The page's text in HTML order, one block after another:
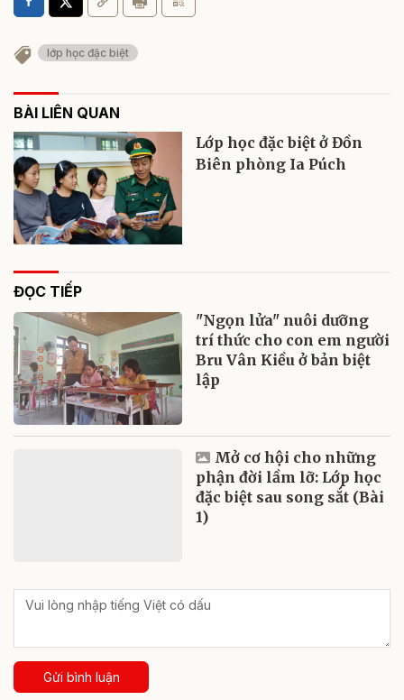
lớp học đặc biệt
BÀI LIÊN QUAN
Lớp học đặc biệt ở Đồn
Biên phòng Ia Púch
ĐỌC TIẾP
"Ngọn lửa" nuôi dưỡng
trí thức cho con em người
Bru Vân Kiều ở bản biệt
lập
Mở cơ hội cho những
phận đời lầm lỡ: Lớp học
đặc biệt sau song sắt (Bài
1)
Gửi bình luận